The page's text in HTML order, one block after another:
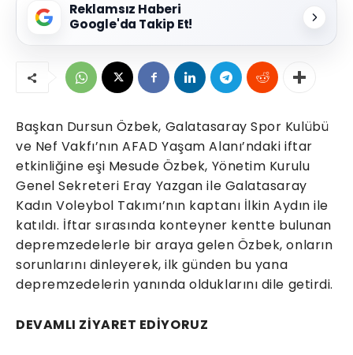
Reklamsız Haberi
Google'da Takip Et!
Başkan Dursun Özbek, Galatasaray Spor Kulübü
ve Nef Vakfı’nın AFAD Yaşam Alanı’ndaki iftar
etkinliğine eşi Mesude Özbek, Yönetim Kurulu
Genel Sekreteri Eray Yazgan ile Galatasaray
Kadın Voleybol Takımı’nın kaptanı İlkin Aydın ile
katıldı. İftar sırasında konteyner kentte bulunan
depremzedelerle bir araya gelen Özbek, onların
sorunlarını dinleyerek, ilk günden bu yana
depremzedelerin yanında olduklarını dile getirdi.
DEVAMLI ZİYARET EDİYORUZ